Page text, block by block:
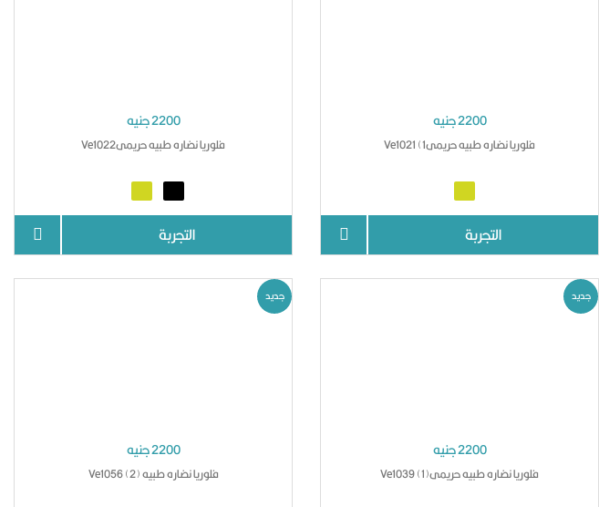
2200 جنيه
فلوريا نضاره طبيه حريمىVe1021 (1
التجربة
2200 جنيه
فلوريا نضاره طبيه حريمىVe1022
التجربة
2200 جنيه
فلوريا نضاره طبيه حريمىVe1039 (1)
جديد
2200 جنيه
فلوريا نضاره طبيه Ve1056 (2)
جديد